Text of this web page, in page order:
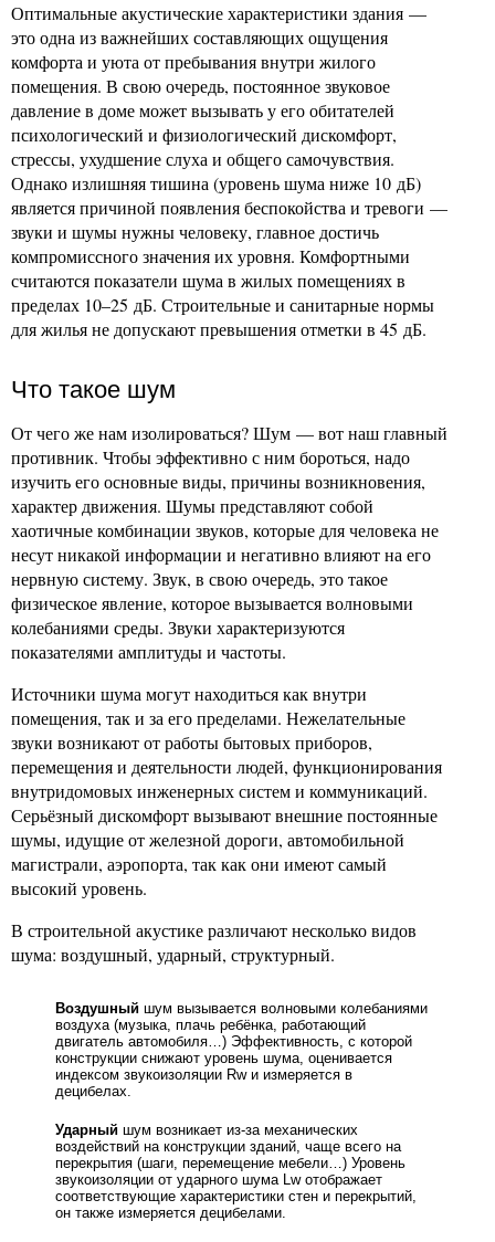
Оптимальные акустические характеристики здания —
это одна из важнейших составляющих ощущения
комфорта и уюта от пребывания внутри жилого
помещения. В свою очередь, постоянное звуковое
давление в доме может вызывать у его обитателей
психологический и физиологический дискомфорт,
стрессы, ухудшение слуха и общего самочувствия.
Однако излишняя тишина (уровень шума ниже 10 дБ)
является причиной появления беспокойства и тревоги —
звуки и шумы нужны человеку, главное достичь
компромиссного значения их уровня. Комфортными
считаются показатели шума в жилых помещениях в
пределах 10–25 дБ. Строительные и санитарные нормы
для жилья не допускают превышения отметки в 45 дБ.
Что такое шум
От чего же нам изолироваться? Шум — вот наш главный
противник. Чтобы эффективно с ним бороться, надо
изучить его основные виды, причины возникновения,
характер движения. Шумы представляют собой
хаотичные комбинации звуков, которые для человека не
несут никакой информации и негативно влияют на его
нервную систему. Звук, в свою очередь, это такое
физическое явление, которое вызывается волновыми
колебаниями среды. Звуки характеризуются
показателями амплитуды и частоты.
Источники шума могут находиться как внутри
помещения, так и за его пределами. Нежелательные
звуки возникают от работы бытовых приборов,
перемещения и деятельности людей, функционирования
внутридомовых инженерных систем и коммуникаций.
Серьёзный дискомфорт вызывают внешние постоянные
шумы, идущие от железной дороги, автомобильной
магистрали, аэропорта, так как они имеют самый
высокий уровень.
В строительной акустике различают несколько видов
шума: воздушный, ударный, структурный.
Воздушный шум вызывается волновыми колебаниями
воздуха (музыка, плачь ребёнка, работающий
двигатель автомобиля…) Эффективность, с которой
конструкции снижают уровень шума, оценивается
индексом звукоизоляции Rw и измеряется в
децибелах.
Ударный шум возникает из-за механических
воздействий на конструкции зданий, чаще всего на
перекрытия (шаги, перемещение мебели…) Уровень
звукоизоляции от ударного шума Lw отображает
соответствующие характеристики стен и перекрытий,
он также измеряется децибелами.